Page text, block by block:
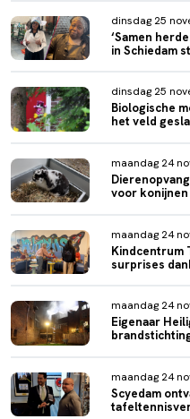
dinsdag 25
‘Samen
in Schiedam
dinsdag 25
Biologische
het veld
maandag 24
voor
maandag 24
Kindcentrum
surprises
maandag 24
Eigenaar
maandag 24
Scyedam